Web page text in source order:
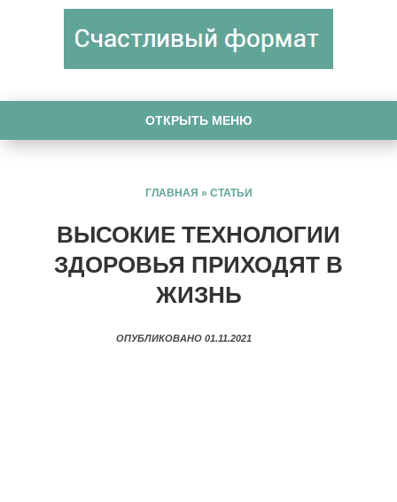
ОТКРЫТЬ МЕНЮ
ГЛАВНАЯ » СТАТЬИ
ВЫСОКИЕ ТЕХНОЛОГИИ
ЗДОРОВЬЯ ПРИХОДЯТ В
ЖИЗНЬ
ОПУБЛИКОВАНО 01.11.2021